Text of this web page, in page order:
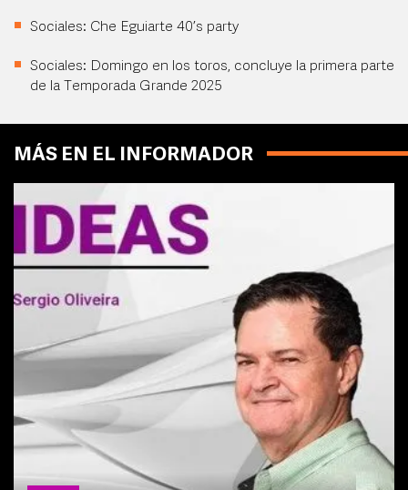
Sociales: Che Eguiarte 40’s party
Sociales: Domingo en los toros, concluye la primera parte
de la Temporada Grande 2025
MÁS EN EL INFORMADOR